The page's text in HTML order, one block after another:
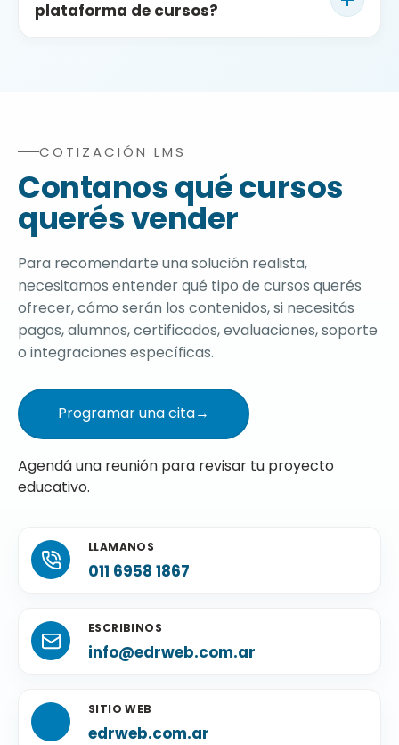
niveles o accesos especiales según el LMS y las
plataforma de cursos?
Formulario completo para solicitar diagnóstico,
COTIZACIÓN LMS
Contanos qué cursos
querés vender
Para recomendarte una solución realista,
necesitamos entender qué tipo de cursos querés
ofrecer, cómo serán los contenidos, si necesitás
pagos, alumnos, certificados, evaluaciones, soporte
o integraciones específicas.
Programar una cita→
Agendá una reunión para revisar tu proyecto
educativo.
LLAMANOS
011 6958 1867
ESCRIBINOS
info@edrweb.com.ar
SITIO WEB
edrweb.com.ar